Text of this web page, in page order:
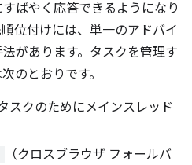
ばやく応答できるようになり
位付けには、単一のアドバイ
があります。タスクを管理す
のとおりです。
スクのためにメインスレッド
（クロスブラウザ フォールバ